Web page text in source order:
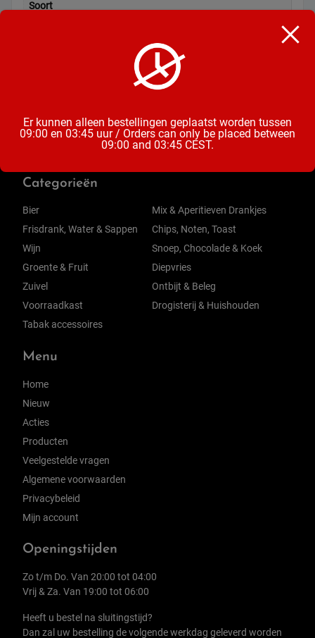
Soort
Categorieën
Bier
Frisdrank, Water & Sappen
Wijn
Groente & Fruit
Zuivel
Voorraadkast
Tabak accessoires
Mix & Aperitieven Drankjes
Chips, Noten, Toast
Snoep, Chocolade & Koek
Diepvries
Ontbijt & Beleg
Drogisterij & Huishouden
Menu
Home
Nieuw
Acties
Producten
Veelgestelde vragen
Algemene voorwaarden
Privacybeleid
Mijn account
Openingstijden
Zo t/m Do. Van 20:00 tot 04:00
Vrij & Za. Van 19:00 tot 06:00
Heeft u bestel na sluitingstijd?
Dan zal uw bestelling de volgende werkdag geleverd worden
Er kunnen alleen bestellingen geplaatst worden tussen
09:00 en 03:45 uur / Orders can only be placed between
09:00 and 03:45 CEST.